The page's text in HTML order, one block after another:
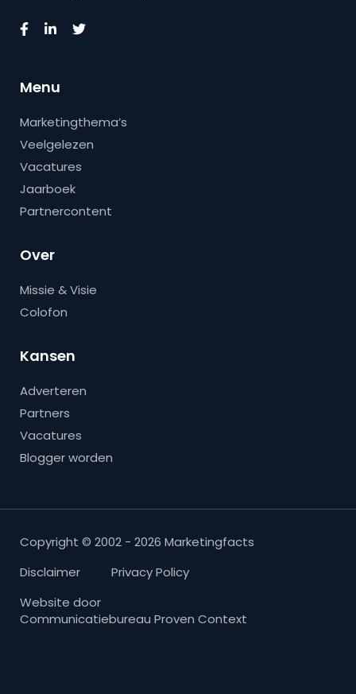
Menu
Marketingthema’s
Veelgelezen
Vacatures
Jaarboek
Partnercontent
Over
Missie & Visie
Colofon
Kansen
Adverteren
Partners
Vacatures
Blogger worden
Copyright © 2002 - 2026 Marketingfacts
Disclaimer
Privacy Policy
Website door
Communicatiebureau Proven Context